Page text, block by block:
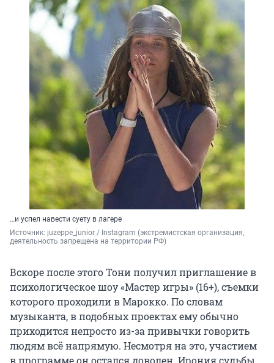
…и успел навести суету в лагере
Источник: juzeppe_junior / Instagram (экстремистская организация,
деятельность запрещена на территории РФ)
Вскоре после этого Тони получил приглашение в
психологическое шоу «Мастер игры» (16+), съемки
которого проходили в Марокко. По словам
музыканта, в подобных проектах ему обычно
приходится непросто из-за привычки говорить
людям всё напрямую. Несмотря на это, участием
в программе он остался доволен. Ирония судьбы